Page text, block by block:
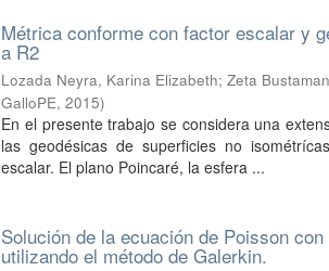
Métrica conforme con factor escalar y
a R2
Lozada Neyra, Karina Elizabeth;Zeta
GalloPE,2015)
En el presente trabajo se considera una
las geodésicas de superficies no
escalar. El plano Poincaré, la esfera ...
Solución de la ecuación de Poisson
utilizando el método de Galerkin.